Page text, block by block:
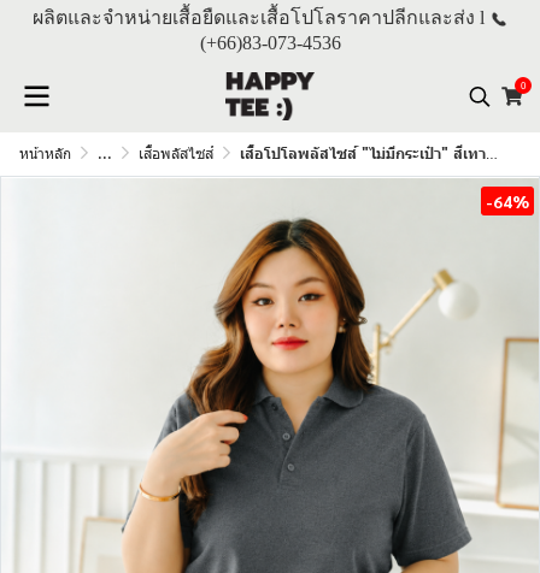
ผลิตและจำหน่ายเสื้อยืดและเสื้อโปโลราคาปลีกและส่ง l
(+66)83-073-4536
0
หน้าหลัก ... เสื้อพลัสไซส์ เสื้อโปโลพลัสไซส์ "ไม่มีกระเป๋า" สีเทาดำท๊อปดราย
-64%